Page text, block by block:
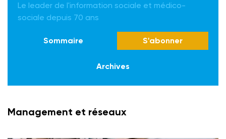
Le leader de l'information sociale et médico-
sociale depuis 70 ans
Sommaire S'abonner
Archives
Management et réseaux